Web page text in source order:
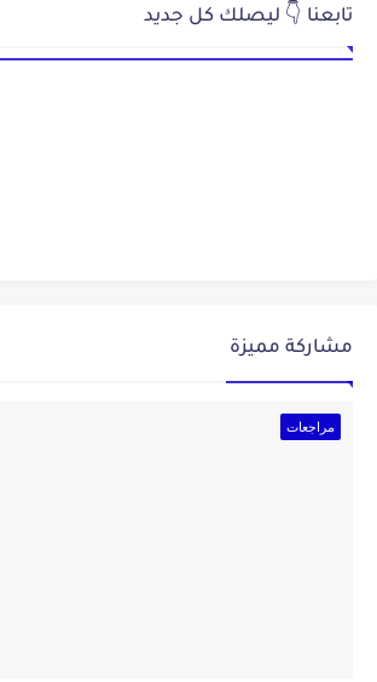
تابعنا 👇 ليصلك كل جديد
مشاركة مميزة
مراجعات